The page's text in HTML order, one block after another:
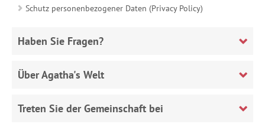
Schutz personenbezogener Daten (Privacy Policy)
Haben Sie Fragen?
Über Agatha's Welt
Treten Sie der Gemeinschaft bei